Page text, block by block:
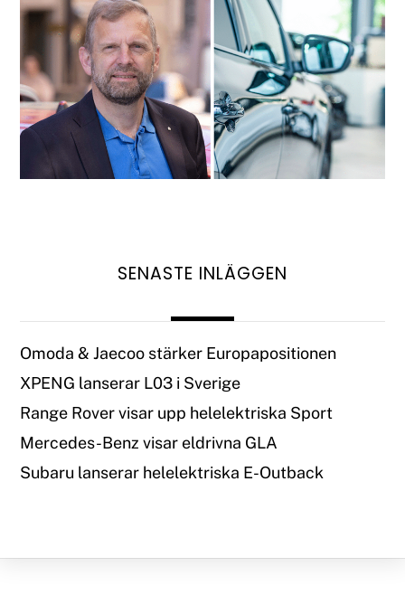
SENASTE INLÄGGEN
Omoda & Jaecoo stärker Europapositionen
XPENG lanserar L03 i Sverige
Range Rover visar upp helelektriska Sport
Mercedes-Benz visar eldrivna GLA
Subaru lanserar helelektriska E-Outback